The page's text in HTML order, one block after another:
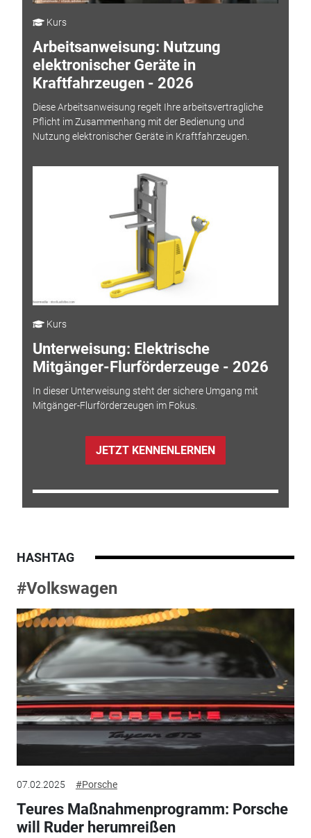
Kurs
Arbeitsanweisung: Nutzung
elektronischer Geräte in
Kraftfahrzeugen - 2026
Diese Arbeitsanweisung regelt Ihre arbeitsvertragliche
Pflicht im Zusammenhang mit der Bedienung und
Nutzung elektronischer Geräte in Kraftfahrzeugen.
Kurs
Unterweisung: Elektrische
Mitgänger-Flurförderzeuge - 2026
In dieser Unterweisung steht der sichere Umgang mit
Mitgänger-Flurförderzeugen im Fokus.
JETZT KENNENLERNEN
HASHTAG
#Volkswagen
07.02.2025 #Porsche
Teures Maßnahmenprogramm: Porsche
will Ruder herumreißen